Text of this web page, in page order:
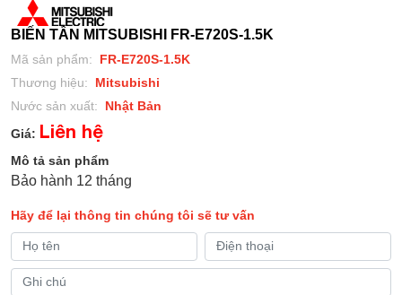
BIẾN TẦN MITSUBISHI FR-E720S-1.5K
Mã sản phẩm:
FR-E720S-1.5K
Thương hiệu:
Mitsubishi
Nước sản xuất:
Nhật Bản
Giá: Liên hệ
Mô tả sản phẩm
Bảo hành 12 tháng
Hãy để lại thông tin chúng tôi sẽ tư vấn